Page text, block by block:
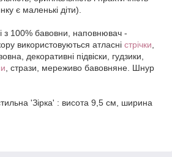
є маленькі діти).
з 100% бавовни, наповнювач -
використовуються атласні стрічки
декоративні підвіски, гудзики,
, стрази, мереживо бавовняне. Шнур
'Зірка' : висота 9,5 см, ширина